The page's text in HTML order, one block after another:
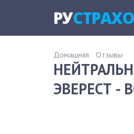
РУ
Домашняя Отзывы
ЭВЕРЕСТ -